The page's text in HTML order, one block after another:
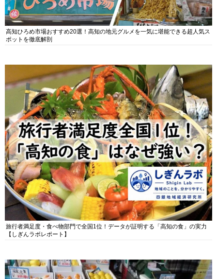
高知ひろめ市場おすすめ20選！高知の地元グルメを一気に堪能できる超人気ス
ポットを徹底解剖
旅行者満足度・食べ物部門で全国1位！データが証明する「高知の食」の実力
【しぎんラボレポート】